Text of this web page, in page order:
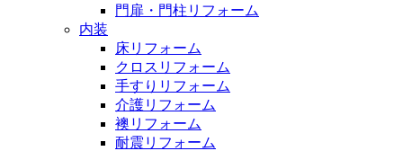
門扉・門柱リフォーム
内装
床リフォーム
クロスリフォーム
手すりリフォーム
介護リフォーム
襖リフォーム
耐震リフォーム